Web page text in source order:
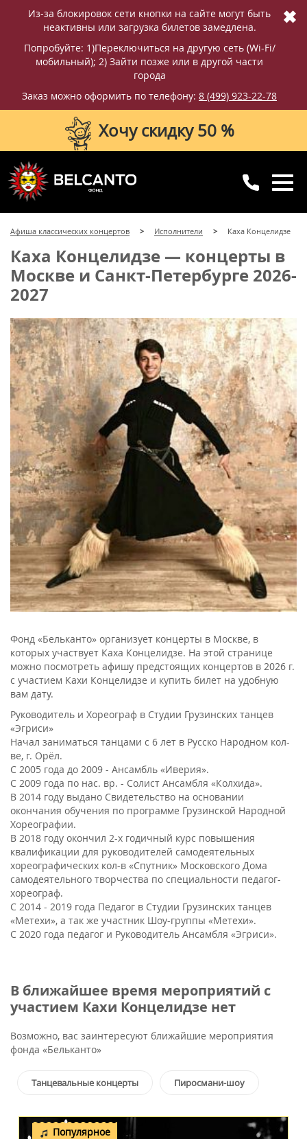
Из-за блокировок сети кнопки на сайте могут быть
неактивны или загрузка билетов замедлена.
Попробуйте: 1)Переключиться на другую сеть (Wi-Fi/
мобильный); 2) Зайти позже или в другой части
города
Заказ можно оформить по телефону: 8 (499) 923-22-78
✖
Хочу скидку 50 %
8 (499) 923-22-78
8 (800) 770-09-71
для регионов
Афиша классических концертов Исполнители Каха Концелидзе
Каха Концелидзе — концерты в
Москве и Санкт-Петербурге 2026-
2027
Фонд «Бельканто» организует концерты в Москве, в
которых участвует Каха Концелидзе. На этой странице
можно посмотреть афишу предстоящих концертов в 2026 г.
с участием Кахи Концелидзе и купить билет на удобную
вам дату.
Руководитель и Хореограф в Студии Грузинских танцев
«Эгриси»
Начал заниматься танцами с 6 лет в Русско Народном кол-
ве, г. Орёл.
С 2005 года до 2009 - Ансамбль «Иверия».
С 2009 года по нас. вр. - Солист Ансамбля «Колхида».
В 2014 году выдано Свидетельство на основании
окончания обучения по программе Грузинской Народной
Хореографии.
В 2018 году окончил 2-х годичный курс повышения
квалификации для руководителей самодеятельных
хореографических кол-в «Спутник» Московского Дома
самодеятельного творчества по специальности педагог-
хореограф.
С 2014 - 2019 года Педагог в Студии Грузинских танцев
«Метехи», а так же участник Шоу-группы «Метехи».
С 2020 года педагог и Руководитель Ансамбля «Эгриси».
В ближайшее время мероприятий с
участием Кахи Концелидзе нет
Возможно, вас заинтересуют ближайшие мероприятия
фонда «Бельканто»
Танцевальные концерты Пиросмани-шоу
Популярное